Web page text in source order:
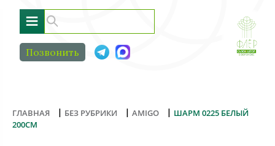
≡
Позвонить
ГЛАВНАЯ | БЕЗ РУБРИКИ | AMIGO | ШАРМ 0225 БЕЛЫЙ
200СМ